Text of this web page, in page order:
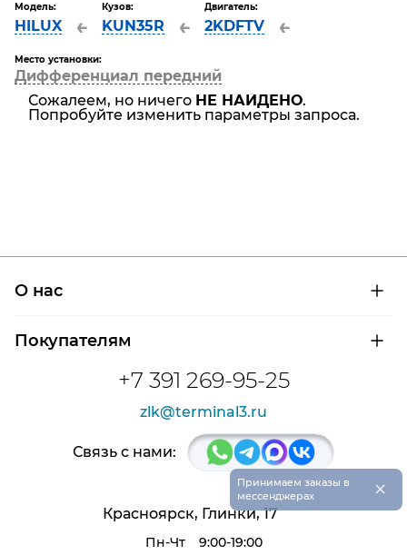
Модель:
HILUX ←
Кузов:
KUN35R ←
Двигатель:
2KDFTV ←
Место установки:
Дифференциал передний
Сожалеем, но ничего НЕ НАЙДЕНО.
Попробуйте изменить параметры запроса.
+7 391 269-95-25
zlk@terminal3.ru
О нас
Сертификаты на продукцию
Покупателям
Доставка и оплата
Расшифровка маркировки подшипников
Связь с нами:
Красноярск, Глинки, 17
Пн-Чт 9:00-19:00
Принимаем заказы в
мессенджерах
×